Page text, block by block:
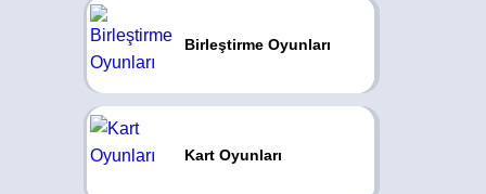
Birleştirme Oyunları
Kart Oyunları